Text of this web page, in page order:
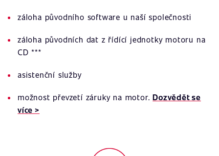
záloha původního software u naší společnosti
záloha původních dat z řídící jednotky motoru na
CD ***
asistenční služby
možnost převzetí záruky na motor.Dozvědět se
více >